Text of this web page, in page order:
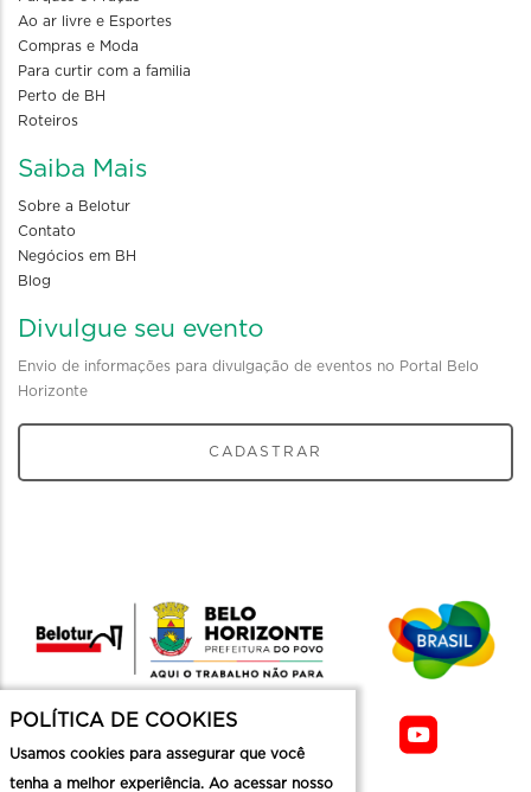
Ao ar livre e Esportes
Compras e Moda
Para curtir com a familia
Perto de BH
Roteiros
Saiba Mais
Sobre a Belotur
Contato
Negócios em BH
Blog
Divulgue seu evento
Envio de informações para divulgação de eventos no Portal Belo
Horizonte
CADASTRAR
POLÍTICA DE COOKIES
Usamos cookies para assegurar que você
tenha a melhor experiência. Ao acessar nosso